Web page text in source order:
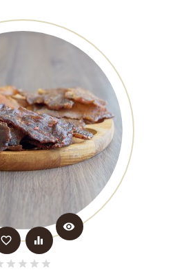
favorite_border
equalizer
visibility